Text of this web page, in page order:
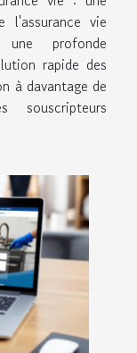
l'assurance vie
profonde
rapide des
à davantage de
souscripteurs